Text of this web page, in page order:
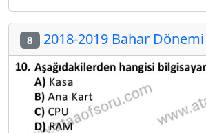
8 2018-2019 Bahar Dönemi